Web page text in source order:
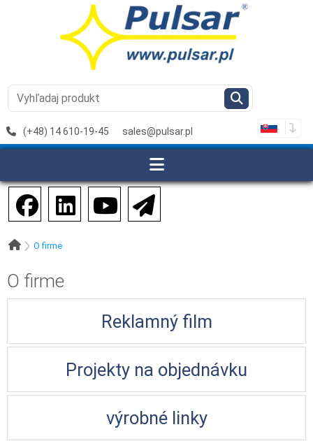
(+48) 14 610-19-45 sales@pulsar.pl
O firme
O firme
Reklamný film
Projekty na objednávku
výrobné linky